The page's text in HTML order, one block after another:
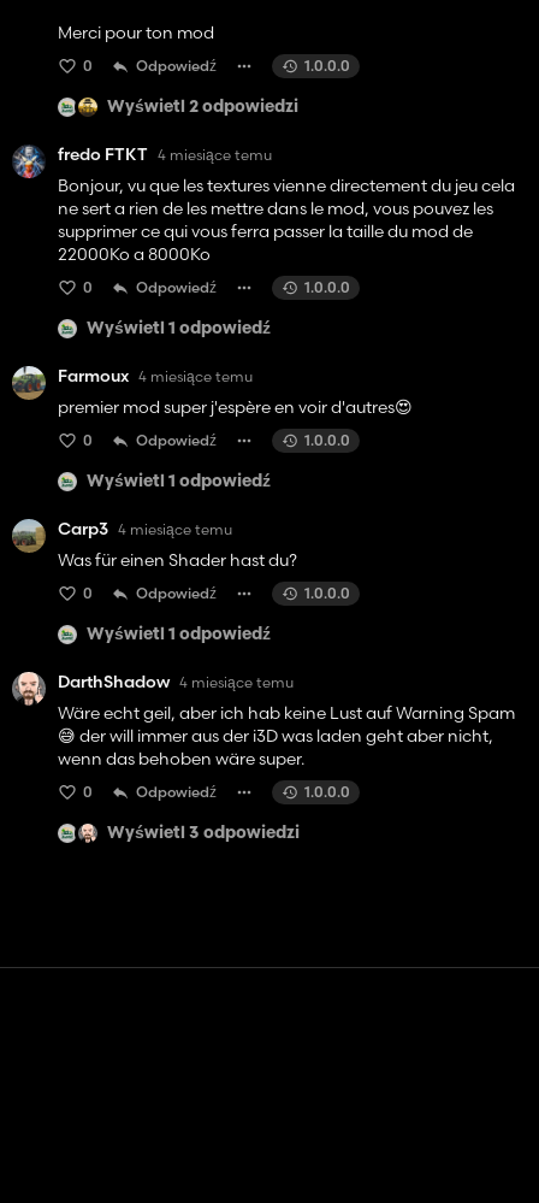
Merci pour ton mod
0 Odpowiedź 1.0.0.0
Wyświetl 2 odpowiedzi
fredo FTKT 4 miesiące temu
Bonjour, vu que les textures vienne directement du jeu cela
ne sert a rien de les mettre dans le mod, vous pouvez les
supprimer ce qui vous ferra passer la taille du mod de
22000Ko a 8000Ko
0 Odpowiedź 1.0.0.0
Wyświetl 1 odpowiedź
Farmoux 4 miesiące temu
premier mod super j'espère en voir d'autres😍
0 Odpowiedź 1.0.0.0
Wyświetl 1 odpowiedź
Carp3 4 miesiące temu
Was für einen Shader hast du?
0 Odpowiedź 1.0.0.0
Wyświetl 1 odpowiedź
DarthShadow 4 miesiące temu
Wäre echt geil, aber ich hab keine Lust auf Warning Spam
😅 der will immer aus der i3D was laden geht aber nicht,
wenn das behoben wäre super.
0 Odpowiedź 1.0.0.0
Wyświetl 3 odpowiedzi